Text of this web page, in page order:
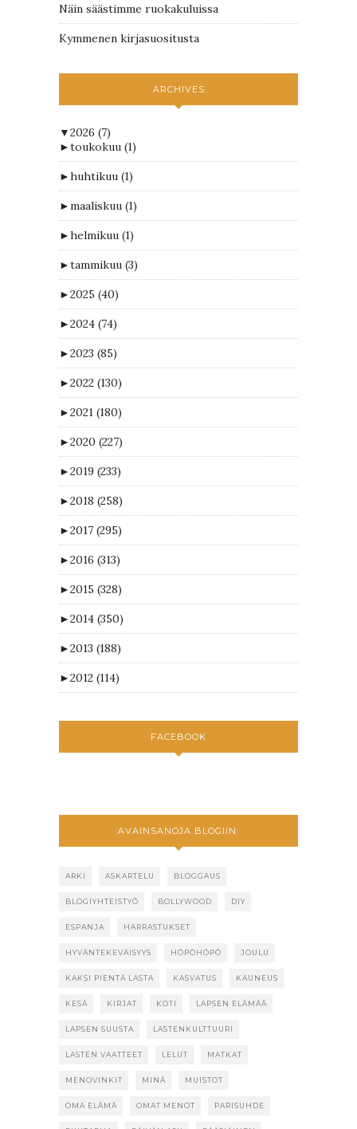
Näin säästimme ruokakuluissa
Kymmenen kirjasuositusta
ARCHIVES
▼2026 (7)
►toukokuu (1)
►huhtikuu (1)
►maaliskuu (1)
►helmikuu (1)
►tammikuu (3)
►2025 (40)
►2024 (74)
►2023 (85)
►2022 (130)
►2021 (180)
►2020 (227)
►2019 (233)
►2018 (258)
►2017 (295)
►2016 (313)
►2015 (328)
►2014 (350)
►2013 (188)
►2012 (114)
FACEBOOK
AVAINSANOJA BLOGIIN:
ARKI ASKARTELU BLOGGAUS
BLOGIYHTEISTYÖ BOLLYWOOD DIY
ESPANJA HARRASTUKSET
HYVÄNTEKEVÄISYYS HÖPÖHÖPÖ JOULU
KAKSI PIENTÄ LASTA KASVATUS KAUNEUS
KESÄ KIRJAT KOTI LAPSEN ELÄMÄÄ
LAPSEN SUUSTA LASTENKULTTUURI
LASTEN VAATTEET LELUT MATKAT
MENOVINKIT MINÄ MUISTOT
OMA ELÄMÄ OMAT MENOT PARISUHDE